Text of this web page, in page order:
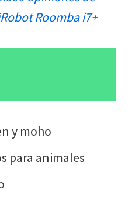
Roomba i7+
y moho
para animales